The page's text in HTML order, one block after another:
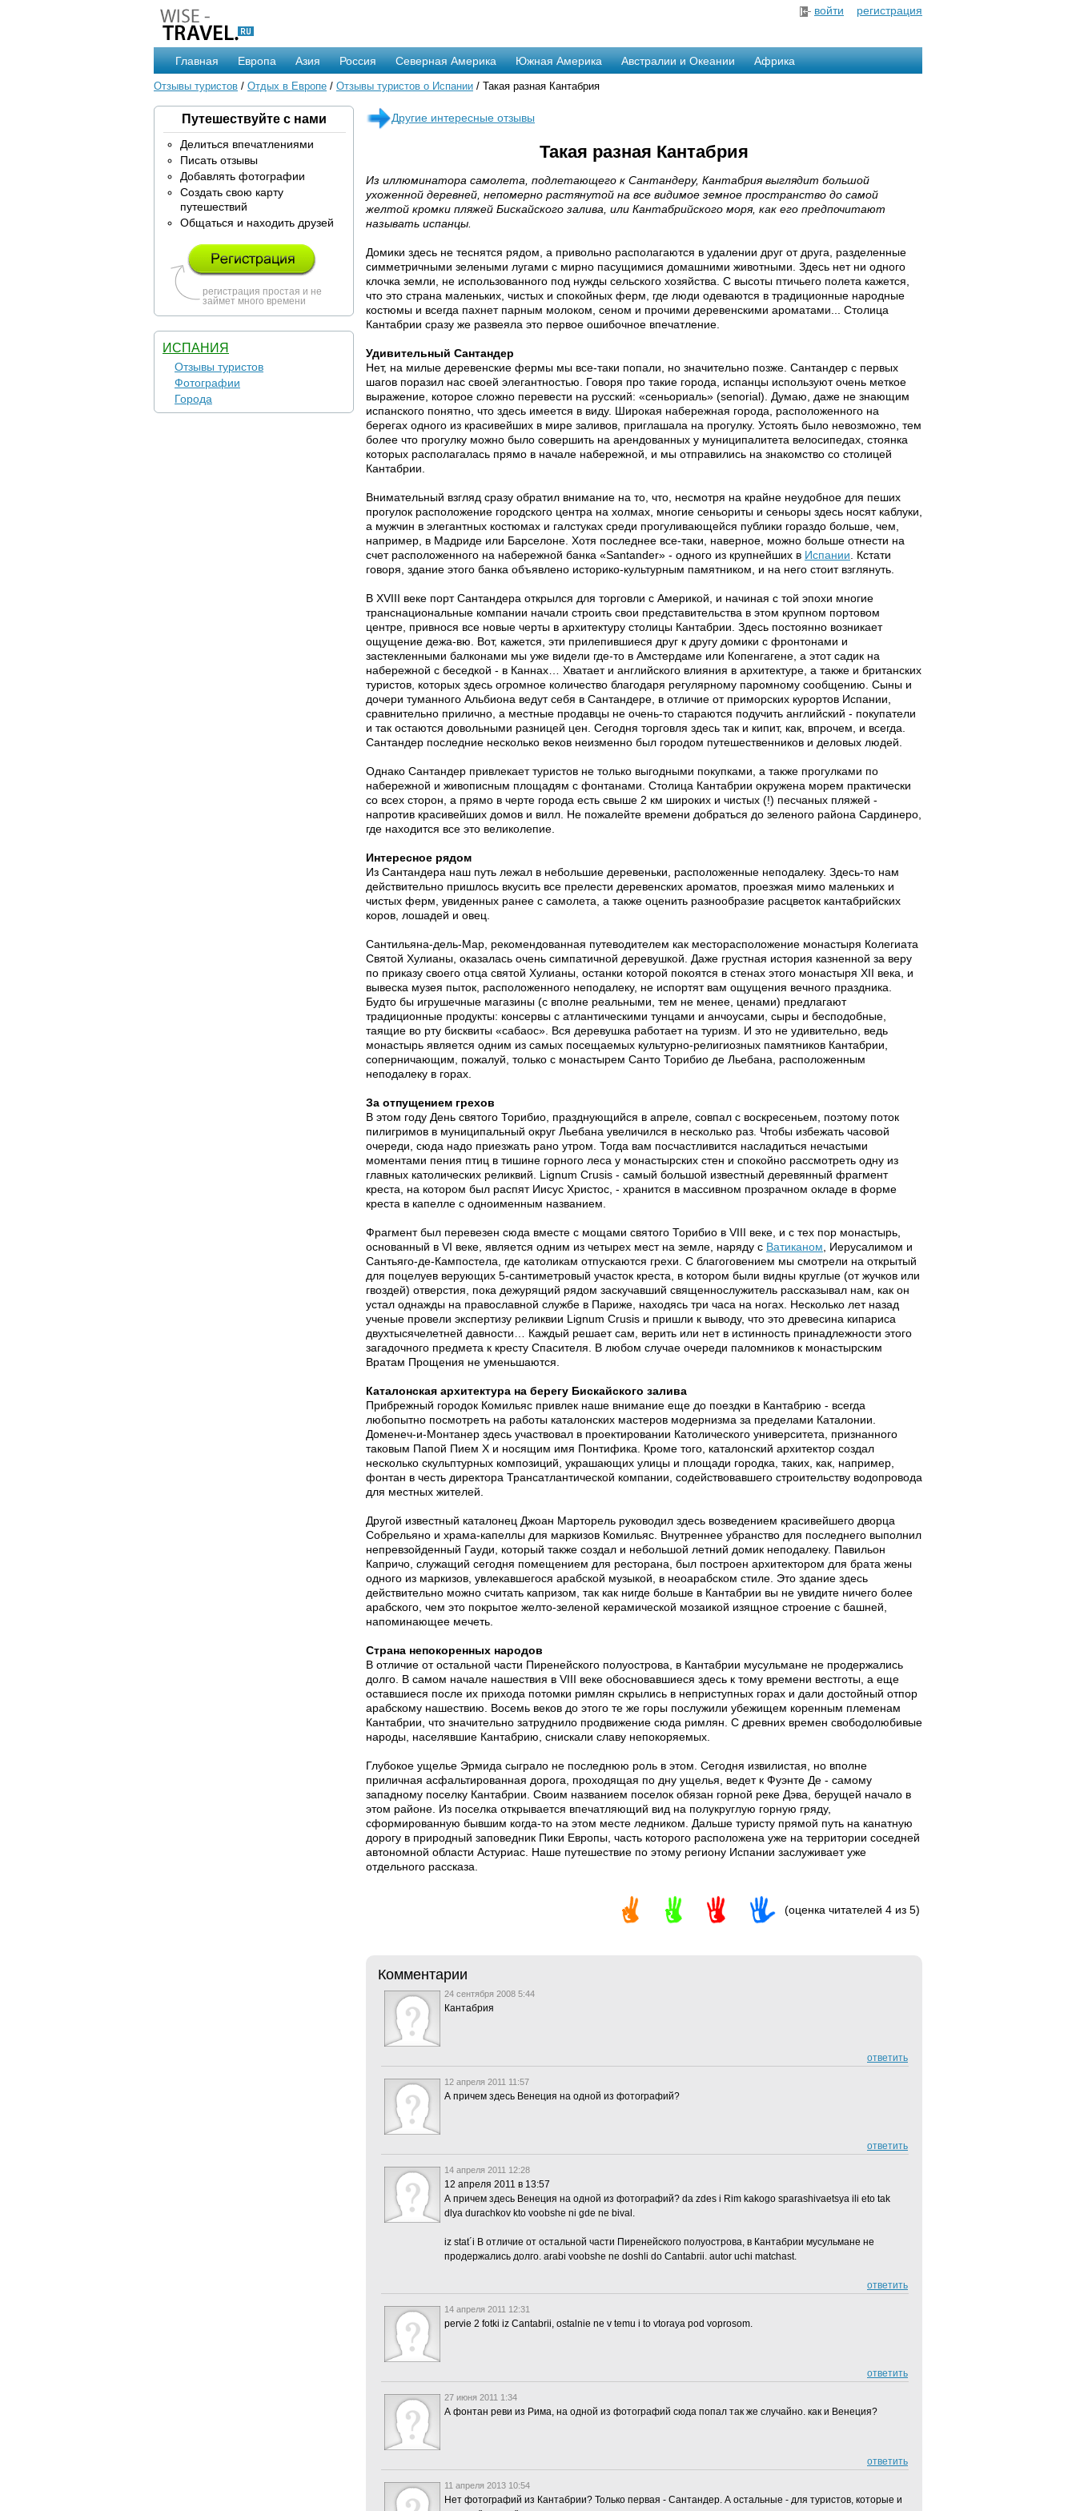
войти регистрация
Главная Европа Азия Россия Северная Америка Южная Америка Австралии и Океании Африка
Отзывы туристов / Отдых в Европе / Отзывы туристов о Испании / Такая разная Кантабрия
Путешествуйте с нами
Делиться впечатлениями
Писать отзывы
Добавлять фотографии
Создать свою карту
путешествий
Общаться и находить друзей
регистрация простая и не
займет много времени
ИСПАНИЯ
Отзывы туристов
Фотографии
Города
Другие интересные отзывы
Такая разная Кантабрия
Из иллюминатора самолета, подлетающего к Сантандеру, Кантабрия выглядит большой
ухоженной деревней, непомерно растянутой на все видимое земное пространство до самой
желтой кромки пляжей Бискайского залива, или Кантабрийского моря, как его предпочитают
называть испанцы.
Домики здесь не теснятся рядом, а привольно располагаются в удалении друг от друга, разделенные
симметричными зелеными лугами с мирно пасущимися домашними животными. Здесь нет ни одного
клочка земли, не использованного под нужды сельского хозяйства. С высоты птичьего полета кажется,
что это страна маленьких, чистых и спокойных ферм, где люди одеваются в традиционные народные
костюмы и всегда пахнет парным молоком, сеном и прочими деревенскими ароматами... Столица
Кантабрии сразу же развеяла это первое ошибочное впечатление.
Удивительный Сантандер
Нет, на милые деревенские фермы мы все-таки попали, но значительно позже. Сантандер с первых
шагов поразил нас своей элегантностью. Говоря про такие города, испанцы используют очень меткое
выражение, которое сложно перевести на русский: «сеньориаль» (senorial). Думаю, даже не знающим
испанского понятно, что здесь имеется в виду. Широкая набережная города, расположенного на
берегах одного из красивейших в мире заливов, приглашала на прогулку. Устоять было невозможно, тем
более что прогулку можно было совершить на арендованных у муниципалитета велосипедах, стоянка
которых располагалась прямо в начале набережной, и мы отправились на знакомство со столицей
Кантабрии.
Внимательный взгляд сразу обратил внимание на то, что, несмотря на крайне неудобное для пеших
прогулок расположение городского центра на холмах, многие сеньориты и сеньоры здесь носят каблуки,
а мужчин в элегантных костюмах и галстуках среди прогуливающейся публики гораздо больше, чем,
например, в Мадриде или Барселоне. Хотя последнее все-таки, наверное, можно больше отнести на
счет расположенного на набережной банка «Santander» - одного из крупнейших в Испании . Кстати
говоря, здание этого банка объявлено историко-культурным памятником, и на него стоит взглянуть.
В XVIII веке порт Сантандера открылся для торговли с Америкой, и начиная с той эпохи многие
транснациональные компании начали строить свои представительства в этом крупном портовом
центре, привнося все новые черты в архитектуру столицы Кантабрии. Здесь постоянно возникает
ощущение дежа-вю. Вот, кажется, эти прилепившиеся друг к другу домики с фронтонами и
застекленными балконами мы уже видели где-то в Амстердаме или Копенгагене, а этот садик на
набережной с беседкой - в Каннах… Хватает и английского влияния в архитектуре, а также и британских
туристов, которых здесь огромное количество благодаря регулярному паромному сообщению. Сыны и
дочери туманного Альбиона ведут себя в Сантандере, в отличие от приморских курортов Испании,
сравнительно прилично, а местные продавцы не очень-то стараются подучить английский - покупатели
и так остаются довольными разницей цен. Сегодня торговля здесь так и кипит, как, впрочем, и всегда.
Сантандер последние несколько веков неизменно был городом путешественников и деловых людей.
Однако Сантандер привлекает туристов не только выгодными покупками, а также прогулками по
набережной и живописным площадям с фонтанами. Столица Кантабрии окружена морем практически
со всех сторон, а прямо в черте города есть свыше 2 км широких и чистых (!) песчаных пляжей -
напротив красивейших домов и вилл. Не пожалейте времени добраться до зеленого района Сардинеро,
где находится все это великолепие.
Интересное рядом
Из Сантандера наш путь лежал в небольшие деревеньки, расположенные неподалеку. Здесь-то нам
действительно пришлось вкусить все прелести деревенских ароматов, проезжая мимо маленьких и
чистых ферм, увиденных ранее с самолета, а также оценить разнообразие расцветок кантабрийских
коров, лошадей и овец.
Сантильяна-дель-Мар, рекомендованная путеводителем как месторасположение монастыря Колегиата
Святой Хулианы, оказалась очень симпатичной деревушкой. Даже грустная история казненной за веру
по приказу своего отца святой Хулианы, останки которой покоятся в стенах этого монастыря XII века, и
вывеска музея пыток, расположенного неподалеку, не испортят вам ощущения вечного праздника.
Будто бы игрушечные магазины (с вполне реальными, тем не менее, ценами) предлагают
традиционные продукты: консервы с атлантическими тунцами и анчоусами, сыры и бесподобные,
таящие во рту бисквиты «сабаос». Вся деревушка работает на туризм. И это не удивительно, ведь
монастырь является одним из самых посещаемых культурно-религиозных памятников Кантабрии,
соперничающим, пожалуй, только с монастырем Санто Торибио де Льебана, расположенным
неподалеку в горах.
За отпущением грехов
В этом году День святого Торибио, празднующийся в апреле, совпал с воскресеньем, поэтому поток
пилигримов в муниципальный округ Льебана увеличился в несколько раз. Чтобы избежать часовой
очереди, сюда надо приезжать рано утром. Тогда вам посчастливится насладиться нечастыми
моментами пения птиц в тишине горного леса у монастырских стен и спокойно рассмотреть одну из
главных католических реликвий. Lignum Crusis - самый большой известный деревянный фрагмент
креста, на котором был распят Иисус Христос, - хранится в массивном прозрачном окладе в форме
креста в капелле с одноименным названием.
Фрагмент был перевезен сюда вместе с мощами святого Торибио в VIII веке, и с тех пор монастырь,
основанный в VI веке, является одним из четырех мест на земле, наряду с Ватиканом , Иерусалимом и
Сантьяго-де-Кампостела, где католикам отпускаются грехи. С благоговением мы смотрели на открытый
для поцелуев верующих 5-сантиметровый участок креста, в котором были видны круглые (от жучков или
гвоздей) отверстия, пока дежурящий рядом заскучавший священнослужитель рассказывал нам, как он
устал однажды на православной службе в Париже, находясь три часа на ногах. Несколько лет назад
ученые провели экспертизу реликвии Lignum Crusis и пришли к выводу, что это древесина кипариса
двухтысячелетней давности… Каждый решает сам, верить или нет в истинность принадлежности этого
загадочного предмета к кресту Спасителя. В любом случае очереди паломников к монастырским
Вратам Прощения не уменьшаются.
Каталонская архитектура на берегу Бискайского залива
Прибрежный городок Комильяс привлек наше внимание еще до поездки в Кантабрию - всегда
любопытно посмотреть на работы каталонских мастеров модернизма за пределами Каталонии.
Доменеч-и-Монтанер здесь участвовал в проектировании Католического университета, признанного
таковым Папой Пием X и носящим имя Понтифика. Кроме того, каталонский архитектор создал
несколько скульптурных композиций, украшающих улицы и площади городка, таких, как, например,
фонтан в честь директора Трансатлантической компании, содействовавшего строительству водопровода
для местных жителей.
Другой известный каталонец Джоан Марторель руководил здесь возведением красивейшего дворца
Собрельяно и храма-капеллы для маркизов Комильяс. Внутреннее убранство для последнего выполнил
непревзойденный Гауди, который также создал и небольшой летний домик неподалеку. Павильон
Капричо, служащий сегодня помещением для ресторана, был построен архитектором для брата жены
одного из маркизов, увлекавшегося арабской музыкой, в неоарабском стиле. Это здание здесь
действительно можно считать капризом, так как нигде больше в Кантабрии вы не увидите ничего более
арабского, чем это покрытое желто-зеленой керамической мозаикой изящное строение с башней,
напоминающее мечеть.
Страна непокоренных народов
В отличие от остальной части Пиренейского полуострова, в Кантабрии мусульмане не продержались
долго. В самом начале нашествия в VIII веке обосновавшиеся здесь к тому времени вестготы, а еще
оставшиеся после их прихода потомки римлян скрылись в неприступных горах и дали достойный отпор
арабскому нашествию. Восемь веков до этого те же горы послужили убежищем коренным племенам
Кантабрии, что значительно затруднило продвижение сюда римлян. С древних времен свободолюбивые
народы, населявшие Кантабрию, снискали славу непокоряемых.
Глубокое ущелье Эрмида сыграло не последнюю роль в этом. Сегодня извилистая, но вполне
приличная асфальтированная дорога, проходящая по дну ущелья, ведет к Фуэнте Де - самому
западному поселку Кантабрии. Своим названием поселок обязан горной реке Дэва, берущей начало в
этом районе. Из поселка открывается впечатляющий вид на полукруглую горную гряду,
сформированную бывшим когда-то на этом месте ледником. Дальше туристу прямой путь на канатную
дорогу в природный заповедник Пики Европы, часть которого расположена уже на территории соседней
автономной области Астуриас. Наше путешествие по этому региону Испании заслуживает уже
отдельного рассказа.
(оценка читателей 4 из 5)
Комментарии
24 сентября 2008 5:44
Кантабрия
ответить
12 апреля 2011 11:57
А причем здесь Венеция на одной из фотографий?
ответить
14 апреля 2011 12:28
12 апреля 2011 в 13:57
А причем здесь Венеция на одной из фотографий? da zdes i Rim kakogo sparashivaetsya ili eto tak
dlya durachkov kto voobshe ni gde ne bival.
iz stat´i В отличие от остальной части Пиренейского полуострова, в Кантабрии мусульмане не
продержались долго. arabi voobshe ne doshli do Cantabrii. autor uchi matchast.
ответить
14 апреля 2011 12:31
pervie 2 fotki iz Cantabrii, ostalnie ne v temu i to vtoraya pod voprosom.
ответить
27 июня 2011 1:34
А фонтан реви из Рима, на одной из фотографий сюда попал так же случайно. как и Венеция?
ответить
11 апреля 2013 10:54
Нет фотографий из Кантабрии? Только первая - Сантандер. А остальные - для туристов, которые и